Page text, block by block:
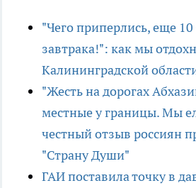
"Чего приперлись, еще
завтрака!": как мы
Калининградской
"Жесть на дорогах
местные у границы. Мы
честный отзыв россиян
"Страну Души"
ГАИ поставила точку в